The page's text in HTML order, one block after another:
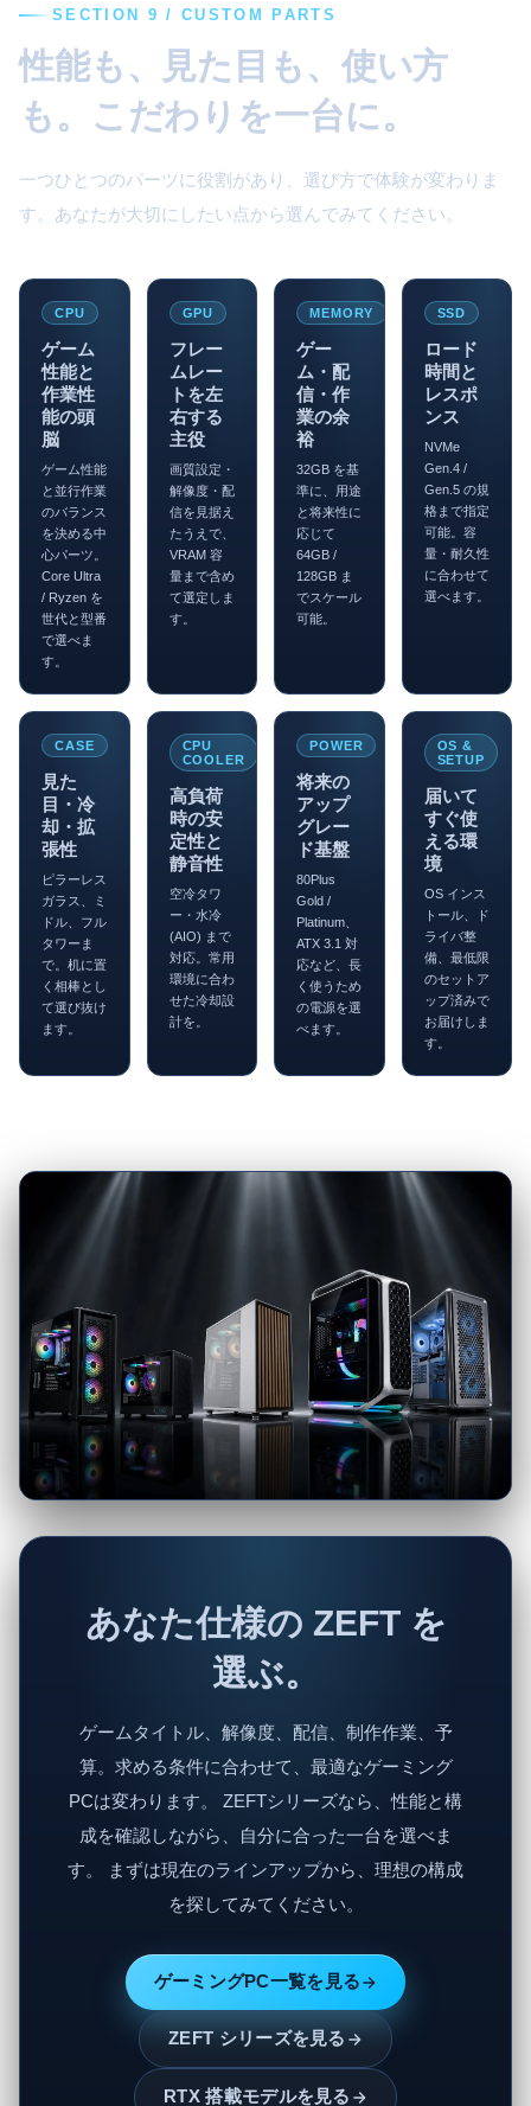
SECTION 9 / CUSTOM PARTS
性能も、見た目も、使い方
も。こだわりを一台に。
一つひとつのパーツに役割があり、選び方で体験が変わりま
す。あなたが大切にしたい点から選んでみてください。
CPU
ゲーム
性能と
作業性
能の頭
脳
ゲーム性能
と並行作業
のバランス
を決める中
心パーツ。
Core Ultra
/ Ryzen を
世代と型番
で選べま
す。
GPU
フレー
ムレー
トを左
右する
主役
画質設定・
解像度・配
信を見据え
たうえで、
VRAM 容
量まで含め
て選定しま
す。
MEMORY
ゲー
ム・配
信・作
業の余
裕
32GB を基
準に、用途
と将来性に
応じて
64GB /
128GB ま
でスケール
可能。
SSD
ロード
時間と
レスポ
ンス
NVMe
Gen.4 /
Gen.5 の規
格まで指定
可能。容
量・耐久性
に合わせて
選べます。
CASE
見た
目・冷
却・拡
張性
ピラーレス
ガラス、ミ
ドル、フル
タワーま
で。机に置
く相棒とし
て選び抜け
ます。
CPU
COOLER
高負荷
時の安
定性と
静音性
空冷タワ
ー・水冷
(AIO) まで
対応。常用
環境に合わ
せた冷却設
計を。
POWER
将来の
アップ
グレー
ド基盤
80Plus
Gold /
Platinum、
ATX 3.1 対
応など、長
く使うため
の電源を選
べます。
OS &
SETUP
届いて
すぐ使
える環
境
OS インス
トール、ド
ライバ整
備、最低限
のセットア
ップ済みで
お届けしま
す。
あなた仕様の ZEFT を
選ぶ。
ゲームタイトル、解像度、配信、制作作業、予
算。求める条件に合わせて、最適なゲーミング
PCは変わります。 ZEFTシリーズなら、性能と構
成を確認しながら、自分に合った一台を選べま
す。 まずは現在のラインアップから、理想の構成
を探してみてください。
ゲーミングPC一覧を見る
ZEFT シリーズを見る
RTX 搭載モデルを見る